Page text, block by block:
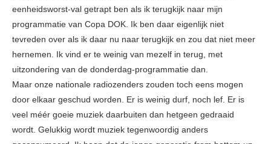
eenheidsworst-val getrapt ben als ik terugkijk naar mijn
programmatie van Copa DOK. Ik ben daar eigenlijk niet
tevreden over als ik daar nu naar terugkijk en zou dat niet meer
hernemen. Ik vind er te weinig van mezelf in terug, met
uitzondering van de donderdag-programmatie dan.
Maar onze nationale radiozenders zouden toch eens mogen
door elkaar geschud worden. Er is weinig durf, noch lef. Er is
veel méér goeie muziek daarbuiten dan hetgeen gedraaid
wordt. Gelukkig wordt muziek tegenwoordig anders